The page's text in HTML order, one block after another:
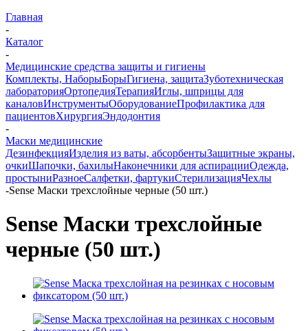
Главная
-
Каталог
-
Медицинские средства защиты и гигиены
Комплекты, НаборыБорыГигиена, защитаЗуботехническая
лабораторияОртопедияТерапияИглы, шприцы для
каналовИнструментыОборудованиеПрофилактика для
пациентовХирургияЭндодонтия
-
Маски медицинские
ДезинфекцияИзделия из ваты, абсорбентыЗащитные экраны,
очкиШапочки, бахилыНаконечники для аспирацииОдежда,
простыниРазноеСалфетки, фартукиСтерилизацияЧехлы
-Sense Маски трехслойные черные (50 шт.)
Sense Маски трехслойные
черные (50 шт.)